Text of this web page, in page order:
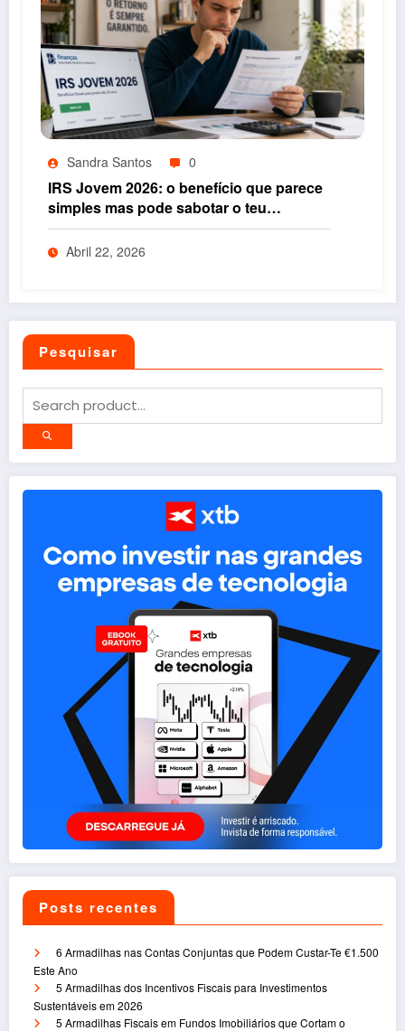
Sandra Santos 0
IRS Jovem 2026: o benefício que parece
simples mas pode sabotar o teu
rendimento se não entenderes isto
Abril 22, 2026
Pesquisar
Posts recentes
6 Armadilhas nas Contas Conjuntas que Podem Custar-Te €1.500
Este Ano
5 Armadilhas dos Incentivos Fiscais para Investimentos
Sustentáveis em 2026
5 Armadilhas Fiscais em Fundos Imobiliários que Cortam o